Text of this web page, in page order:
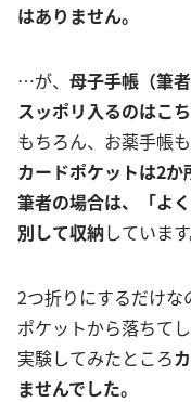
はありません。
…が、 母子手帳（筆
スッポリ入るのはこ
もちろん、お薬手帳
カードポケットは2か
筆者の場合は、「よ
別して収納しています
2つ折りにするだけな
ポケットから落ちて
実験してみたところ
ませんでした。